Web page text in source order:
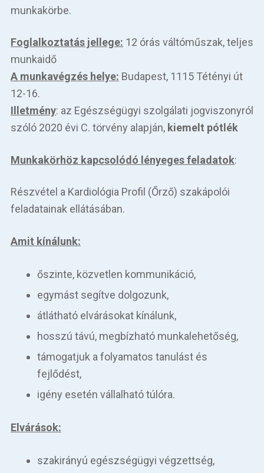
munkakörbe.
Foglalkoztatás jellege: 12 órás váltóműszak, teljes
munkaidő
A munkavégzés helye: Budapest, 1115 Tétényi út
12-16.
Illetmény: az Egészségügyi szolgálati jogviszonyról
szóló 2020 évi C. törvény alapján, kiemelt pótlék
Munkakörhöz kapcsolódó lényeges feladatok:
Részvétel a Kardiológia Profil (Őrző) szakápolói
feladatainak ellátásában.
Amit kínálunk:
őszinte, közvetlen kommunikáció,
egymást segítve dolgozunk,
átlátható elvárásokat kínálunk,
hosszú távú, megbízható munkalehetőség,
támogatjuk a folyamatos tanulást és
fejlődést,
igény esetén vállalható túlóra.
Elvárások:
szakirányú egészségügyi végzettség,